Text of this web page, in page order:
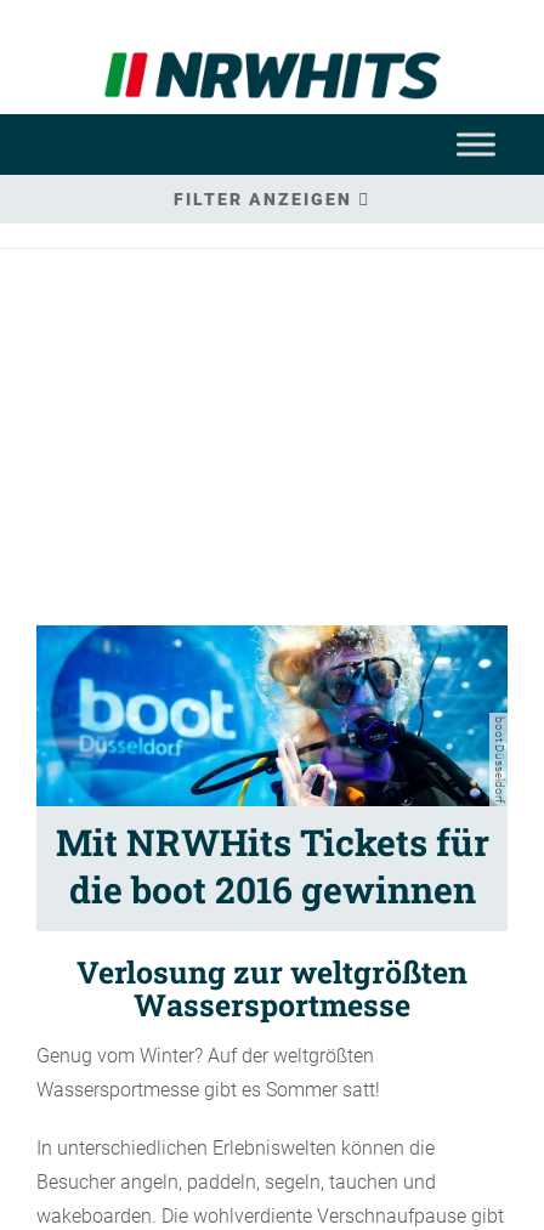
FILTER ANZEIGEN
boot Düsseldorf
Mit NRWHits Tickets für
die boot 2016 gewinnen
Verlosung zur weltgrößten
Wassersportmesse
Genug vom Winter? Auf der weltgrößten
Wassersportmesse gibt es Sommer satt!
In unterschiedlichen Erlebniswelten können die
Besucher angeln, paddeln, segeln, tauchen und
wakeboarden. Die wohlverdiente Verschnaufpause gibt